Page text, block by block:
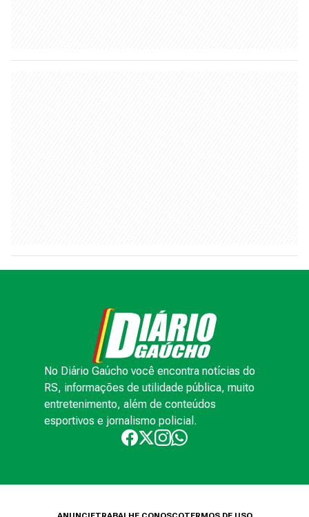
No Diário Gaúcho você encontra notícias do
RS, informações de utilidade pública, muito
entretenimento, além de conteúdos
esportivos e jornalismo policial.